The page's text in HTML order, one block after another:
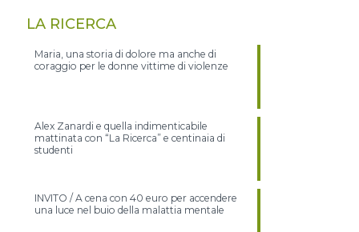
LA RICERCA
Maria, una storia di dolore ma anche di
coraggio per le donne vittime di violenze
Alex Zanardi e quella indimenticabile
mattinata con “La Ricerca” e centinaia di
studenti
INVITO / A cena con 40 euro per accendere
una luce nel buio della malattia mentale